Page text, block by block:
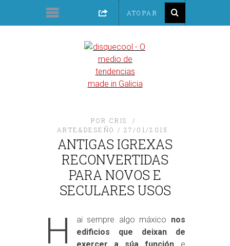
POR CRIS
ARTE&DESEÑO
27/01/2015
ANTIGAS IGREXAS
RECONVERTIDAS
PARA NOVOS E
SECULARES USOS
H ai sempre algo máxico nos
edificios que deixan de